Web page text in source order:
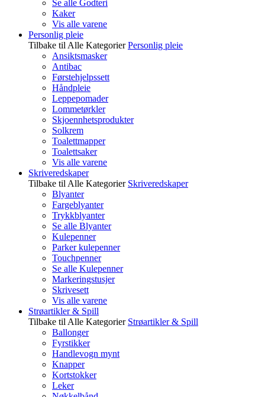
Se alle Godteri
Kaker
Vis alle varene
Personlig pleie
Tilbake til Alle Kategorier Personlig pleie
Ansiktsmasker
Antibac
Førstehjelpssett
Håndpleie
Leppepomader
Lommetørkler
Skjoennhetsprodukter
Solkrem
Toalettmapper
Toalettsaker
Vis alle varene
Skriveredskaper
Tilbake til Alle Kategorier Skriveredskaper
Blyanter
Fargeblyanter
Trykkblyanter
Se alle Blyanter
Kulepenner
Parker kulepenner
Touchpenner
Se alle Kulepenner
Markeringstusjer
Skrivesett
Vis alle varene
Strøartikler & Spill
Tilbake til Alle Kategorier Strøartikler & Spill
Ballonger
Fyrstikker
Handlevogn mynt
Knapper
Kortstokker
Leker